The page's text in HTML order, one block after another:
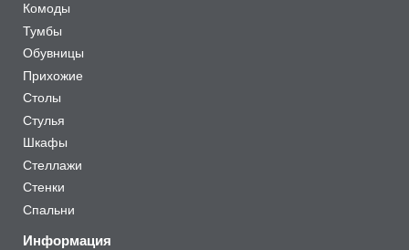
Комоды
Тумбы
Обувницы
Прихожие
Столы
Стулья
Шкафы
Стеллажи
Стенки
Спальни
Информация